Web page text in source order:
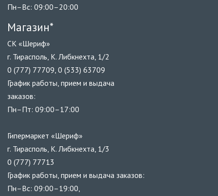
Пн–Вс: 09:00–20:00
Магазин*
СК «Шериф»
г. Тирасполь, К. Либкнехта, 1/2
0 (777) 77709, 0 (533) 63709
График работы, прием и выдача
заказов:
Пн–Пт: 09:00–17:00
Гипермаркет «Шериф»
г. Тирасполь, К. Либкнехта, 1/3
0 (777) 77713
График работы, прием и выдача заказов:
Пн–Вс: 09:00–19:00,